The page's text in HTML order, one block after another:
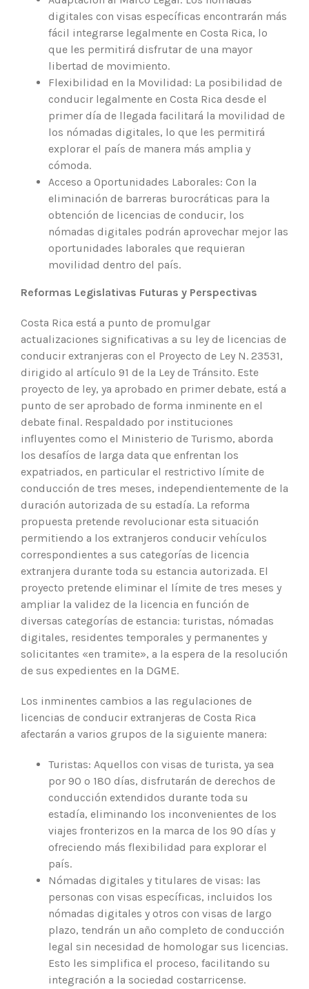
digitales con visas específicas encontrarán más
fácil integrarse legalmente en Costa Rica, lo
que les permitirá disfrutar de una mayor
libertad de movimiento.
Flexibilidad en la Movilidad: La posibilidad de
conducir legalmente en Costa Rica desde el
primer día de llegada facilitará la movilidad de
los nómadas digitales, lo que les permitirá
explorar el país de manera más amplia y
cómoda.
Acceso a Oportunidades Laborales: Con la
eliminación de barreras burocráticas para la
obtención de licencias de conducir, los
nómadas digitales podrán aprovechar mejor las
oportunidades laborales que requieran
movilidad dentro del país.
Reformas Legislativas Futuras y Perspectivas
Costa Rica está a punto de promulgar
actualizaciones significativas a su ley de licencias de
conducir extranjeras con el Proyecto de Ley N. 23531,
dirigido al artículo 91 de la Ley de Tránsito. Este
proyecto de ley, ya aprobado en primer debate, está a
punto de ser aprobado de forma inminente en el
debate final. Respaldado por instituciones
influyentes como el Ministerio de Turismo, aborda
los desafíos de larga data que enfrentan los
expatriados, en particular el restrictivo límite de
conducción de tres meses, independientemente de la
duración autorizada de su estadía. La reforma
propuesta pretende revolucionar esta situación
permitiendo a los extranjeros conducir vehículos
correspondientes a sus categorías de licencia
extranjera durante toda su estancia autorizada. El
proyecto pretende eliminar el límite de tres meses y
ampliar la validez de la licencia en función de
diversas categorías de estancia: turistas, nómadas
digitales, residentes temporales y permanentes y
solicitantes «en tramite», a la espera de la resolución
de sus expedientes en la DGME.
Los inminentes cambios a las regulaciones de
licencias de conducir extranjeras de Costa Rica
afectarán a varios grupos de la siguiente manera:
Turistas: Aquellos con visas de turista, ya sea
por 90 o 180 días, disfrutarán de derechos de
conducción extendidos durante toda su
estadía, eliminando los inconvenientes de los
viajes fronterizos en la marca de los 90 días y
ofreciendo más flexibilidad para explorar el
país.
Nómadas digitales y titulares de visas: las
personas con visas específicas, incluidos los
nómadas digitales y otros con visas de largo
plazo, tendrán un año completo de conducción
legal sin necesidad de homologar sus licencias.
Esto les simplifica el proceso, facilitando su
integración a la sociedad costarricense.